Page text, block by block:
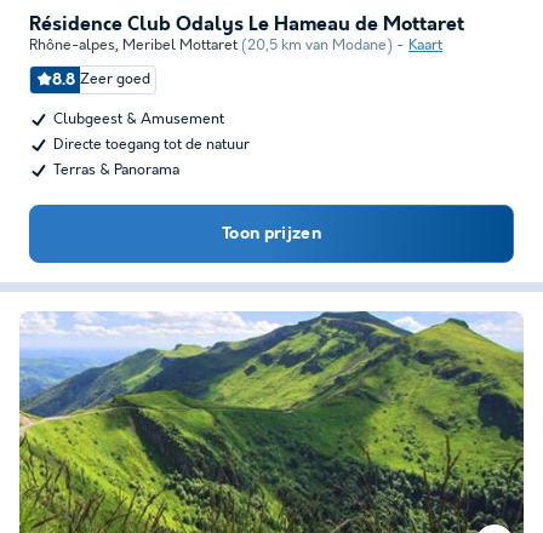
Résidence Club Odalys Le Hameau de Mottaret
Rhône-alpes, Meribel Mottaret (20,5 km van Modane) Kaart
8.8 Zeer goed
Clubgeest & Amusement
Directe toegang tot de natuur
Terras & Panorama
Toon prijzen